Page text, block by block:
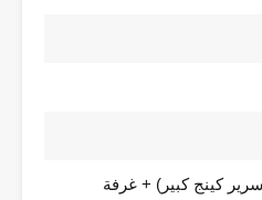
كينج كبير) + غرفة